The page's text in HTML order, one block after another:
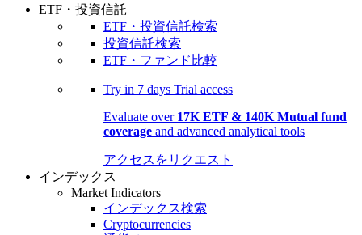
ETF・投資信託
ETF・投資信託検索
投資信託検索
ETF・ファンド比較
Try in 7 days Trial access
Evaluate over 17K ETF & 140K Mutual fund
coverage and advanced analytical tools
アクセスをリクエスト
インデックス
Market Indicators
インデックス検索
Cryptocurrencies